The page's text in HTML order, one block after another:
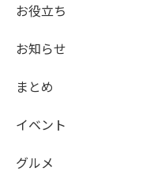
お役立ち
お知らせ
まとめ
イベント
グルメ